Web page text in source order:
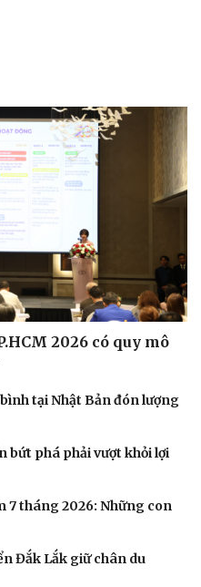
Podcast
Câu chuyện thời sự
Kể chuyện cho bé
2026 có quy mô
tại Nhật Bản đón lượng
bứt phá phải vượt khỏi lợi
7 tháng 2026: Những con
Đắk Lắk giữ chân du